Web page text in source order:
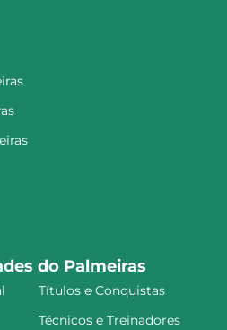
do Palmeiras
Títulos e Conquistas
Técnicos e Treinadores